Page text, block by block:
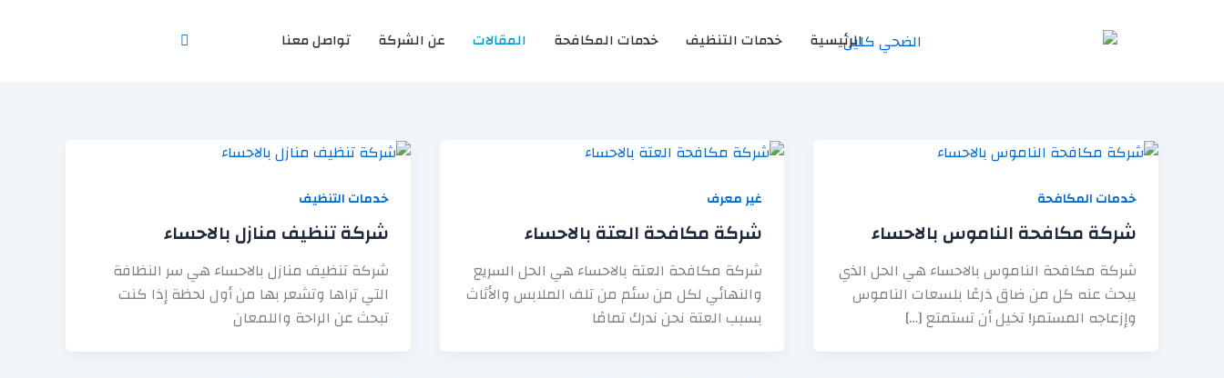
الرئيسية خدمات التنظيف خدمات المكافحة المقالات عن الشركة تواصل معنا
خدمات المكافحة
شركة مكافحة الناموس بالاحساء
شركة مكافحة الناموس بالاحساء هي الحل الذي
يبحث عنه كل من ضاق ذرعًا بلسعات الناموس
وإزعاجه المستمر! تخيل أن تستمتع […]
غير معرف
شركة مكافحة العتة بالاحساء
شركة مكافحة العتة بالاحساء هي الحل السريع
والنهائي لكل من سئم من تلف الملابس والأثاث
بسبب العتة نحن ندرك تمامًا
خدمات التنظيف
شركة تنظيف منازل بالاحساء
شركة تنظيف منازل بالاحساء هي سر النظافة
التي تراها وتشعر بها من أول لحظة إذا كنت
تبحث عن الراحة واللمعان